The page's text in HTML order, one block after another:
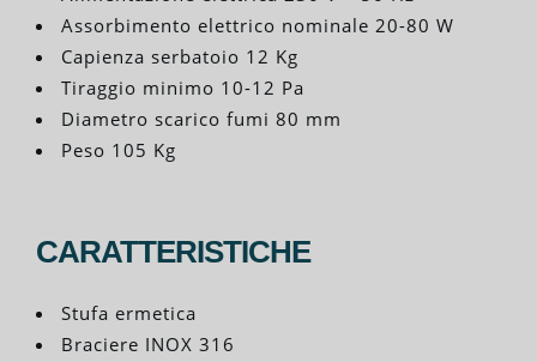
Assorbimento elettrico nominale 20-80 W
Capienza serbatoio 12 Kg
Tiraggio minimo 10-12 Pa
Diametro scarico fumi 80 mm
Peso 105 Kg
CARATTERISTICHE
Stufa ermetica
Braciere INOX 316